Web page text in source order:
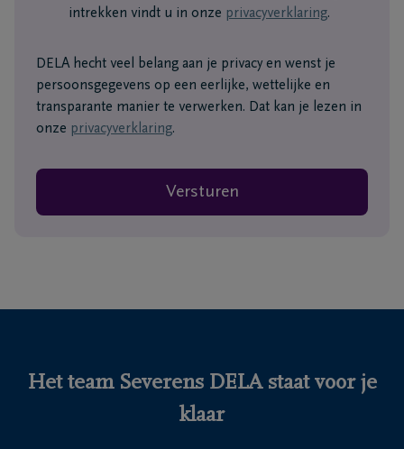
intrekken vindt u in onze privacyverklaring.
DELA hecht veel belang aan je privacy en wenst je
persoonsgegevens op een eerlijke, wettelijke en
transparante manier te verwerken. Dat kan je lezen in
onze privacyverklaring.
Versturen
Het team Severens DELA staat voor je
klaar